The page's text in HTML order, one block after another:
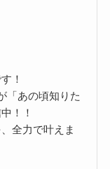
！
「あの頃知りた
！！
全力で叶えま